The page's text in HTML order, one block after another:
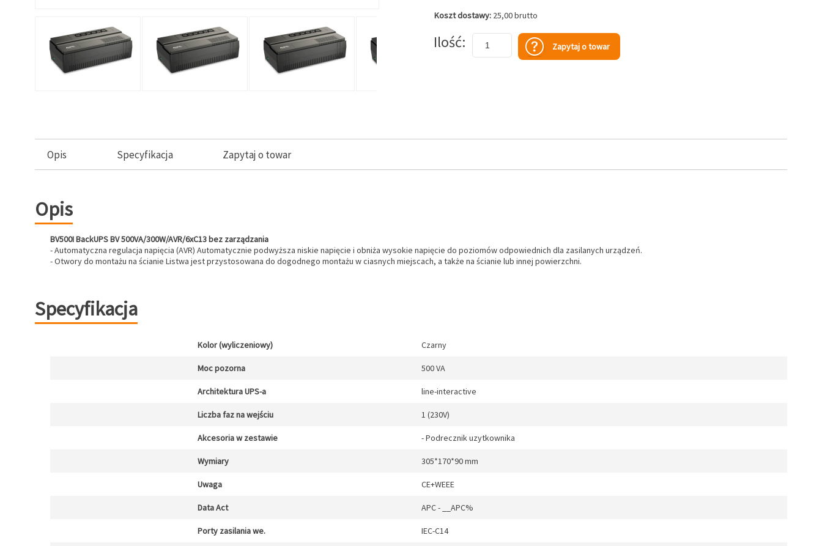
Koszt dostawy: 25,00 brutto
Ilość Zapytaj o towar
Opis Specyfikacja Zapytaj o towar
Opis
BV500I BackUPS BV 500VA/300W/AVR/6xC13 bez zarządzania
- Automatyczna regulacja napięcia (AVR) Automatycznie podwyższa niskie napięcie i obniża wysokie napięcie do poziomów odpowiednich dla zasilanych urządzeń.
- Otwory do montażu na ścianie Listwa jest przystosowana do dogodnego montażu w ciasnych miejscach, a także na ścianie lub innej powierzchni.
Specyfikacja
Kolor (wyliczeniowy) Czarny
Moc pozorna 500 VA
Architektura UPS-a line-interactive
Liczba faz na wejściu 1 (230V)
Akcesoria w zestawie - Podrecznik uzytkownika
Wymiary 305*170*90 mm
Uwaga CE+WEEE
Data Act APC - __APC%
Porty zasilania we. IEC-C14